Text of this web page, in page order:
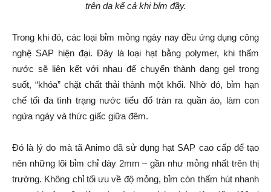
trên da kể cả khi bỉm đầy.
Trong khi đó, các loại bỉm mỏng ngày nay đều ứng dụng công
nghệ SAP hiện đại. Đây là loại hạt bằng polymer, khi thấm
nước sẽ liên kết với nhau để chuyển thành dạng gel trong
suốt, “khóa” chặt chất thải thành một khối. Nhờ đó, bỉm hạn
chế tối đa tình trạng nước tiểu đổ tràn ra quần áo, làm con
ngứa ngáy và thức giấc giữa đêm.
Đó là lý do mà tã Animo đã sử dụng hạt SAP cao cấp để tạo
nên những lõi bỉm chỉ dày 2mm – gần như mỏng nhất trên thị
trường. Không chỉ tối ưu về độ mỏng, bỉm còn thấm hút nhanh